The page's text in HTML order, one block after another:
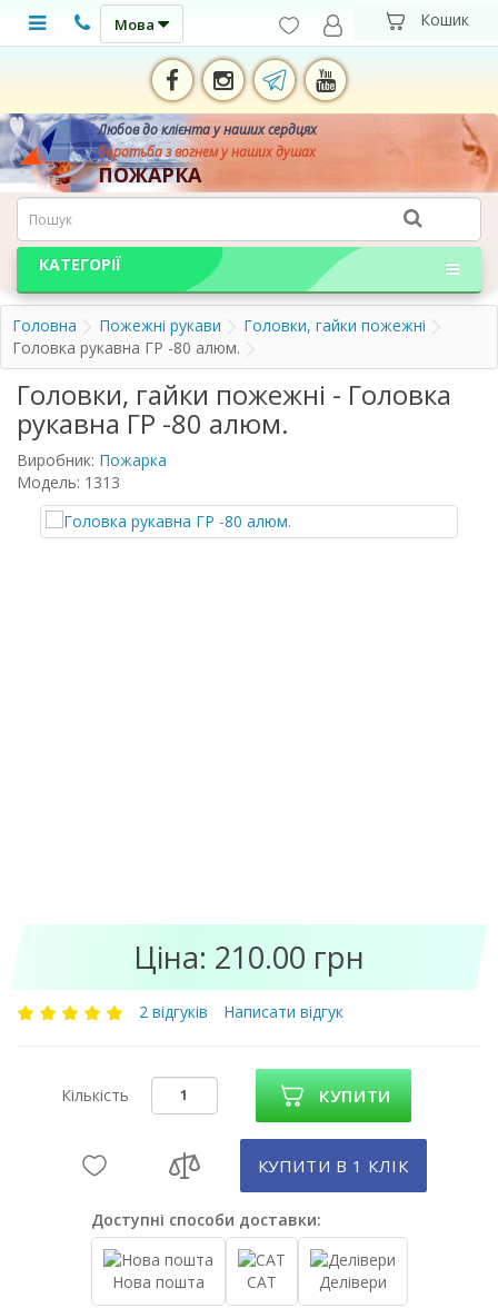
Мова
Любов до клієнта у наших сердцях
боротьба з вогнем у наших душах
ПОЖАРКА
КАТЕГОРІЇ
Головна Пожежні рукави
Головки, гайки пожежні
Головка рукавна ГР -80 алюм.
Головки, гайки пожежні - Головка
рукавна ГР -80 алюм.
Виробник: Пожарка
Модель: 1313
Ціна: 210.00 грн
2 відгуків Написати відгук
Кількість КУПИТИ
КУПИТИ В 1 КЛIК
Доступні способи доставки:
Нова пошта САТ Делівери